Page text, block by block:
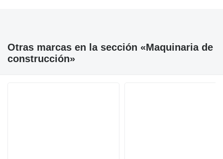
Otras marcas en la sección «Maquinaria de
construcción»